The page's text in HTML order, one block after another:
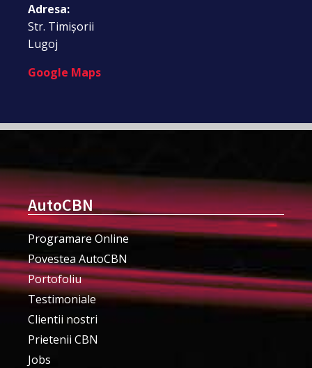
Adresa:
Str. Timișorii
Lugoj
Google Maps
AutoCBN
Programare Online
Povestea AutoCBN
Portofoliu
Testimoniale
Clientii nostri
Prietenii CBN
Jobs